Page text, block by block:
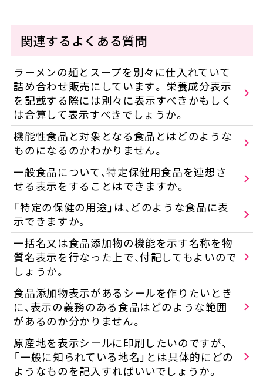
関連するよくある質問
ラーメンの麺とスープを別々に仕入れていて
詰め合わせ販売にしています。 栄養成分表示
を記載する際には別々に表示すべきかもしく
は合算して表示すべきでしょうか。
機能性食品と対象となる食品とはどのような
ものになるのかわかりません。
一般食品について、特定保健用食品を連想さ
せる表示をすることはできますか。
「特定の保健の用途」は、どのような食品に表
示できますか。
一括名又は食品添加物の機能を示す名称を物
質名表示を行なった上で、付記してもよいので
しょうか。
食品添加物表示があるシールを作りたいとき
に、表示の義務のある食品はどのような範囲
があるのか分かりません。
原産地を表示シールに印刷したいのですが、
「一般に知られている地名」とは具体的にどの
ようなものを記入すればいいでしょうか。